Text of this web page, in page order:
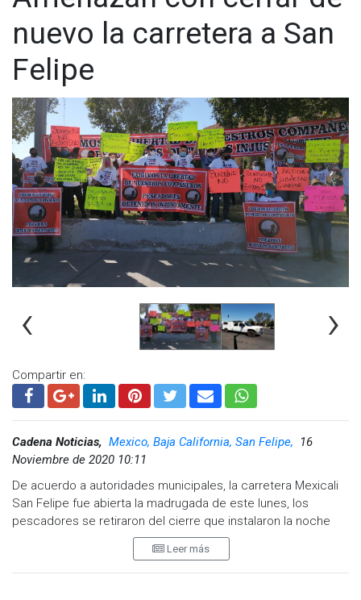
nuevo la carretera a San
Felipe
‹ ›
Compartir en:
Cadena Noticias, Mexico, Baja California, San Felipe,
16
Noviembre de 2020 10:11
De acuerdo a autoridades municipales, la carretera Mexicali
San Felipe fue abierta la madrugada de este lunes, los
pescadores se retiraron del cierre que instalaron la noche
Leer más